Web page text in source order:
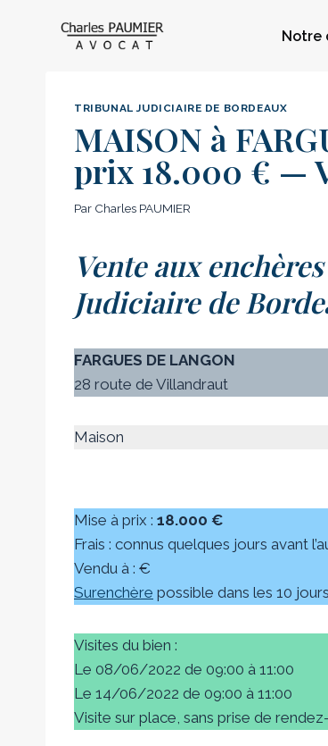
Notre
TRIBUNAL JUDICIAIRE DE BORDEAUX
MAISON à
prix 18.000 € —
Par Charles PAUMIER
Vente aux
Judiciaire de
FARGUES DE LANGON
28 route de Villandraut
Maison
Mise à prix : 18.000 €
Frais : connus quelques jours avant
Vendu à : €
Surenchère possible dans les 10
Visites du bien :
Le 08/06/2022 de 09:00 à 11:00
Le 14/06/2022 de 09:00 à 11:00
Visite sur place, sans prise de